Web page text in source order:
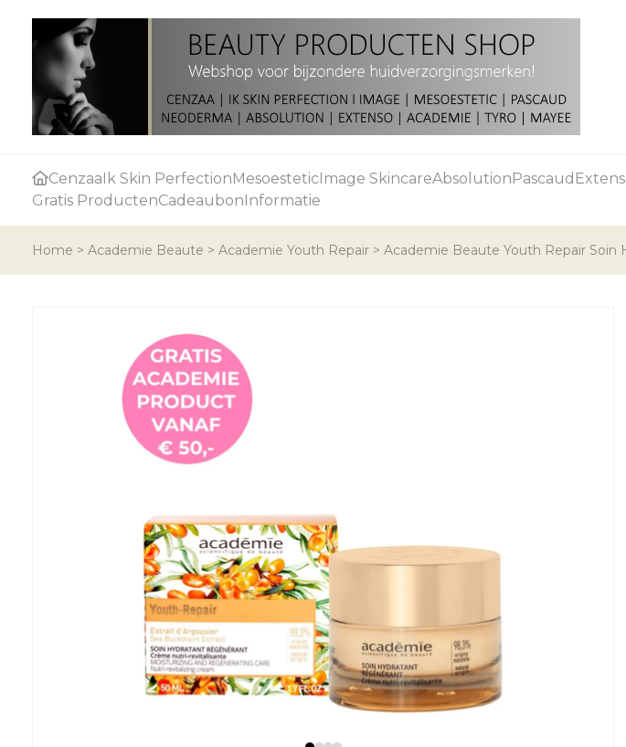
CenzaaIk Skin PerfectionMesoesteticImage SkincareAbsolutionPascaud
Gratis ProductenCadeaubonInformatie
Home > Academie Beaute > Academie Youth Repair > Academie Beaute Youth Repair